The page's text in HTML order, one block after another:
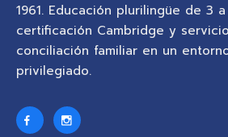
1961. Educación plurilingüe de 3
certificación Cambridge y
conciliación familiar en un
privilegiado.